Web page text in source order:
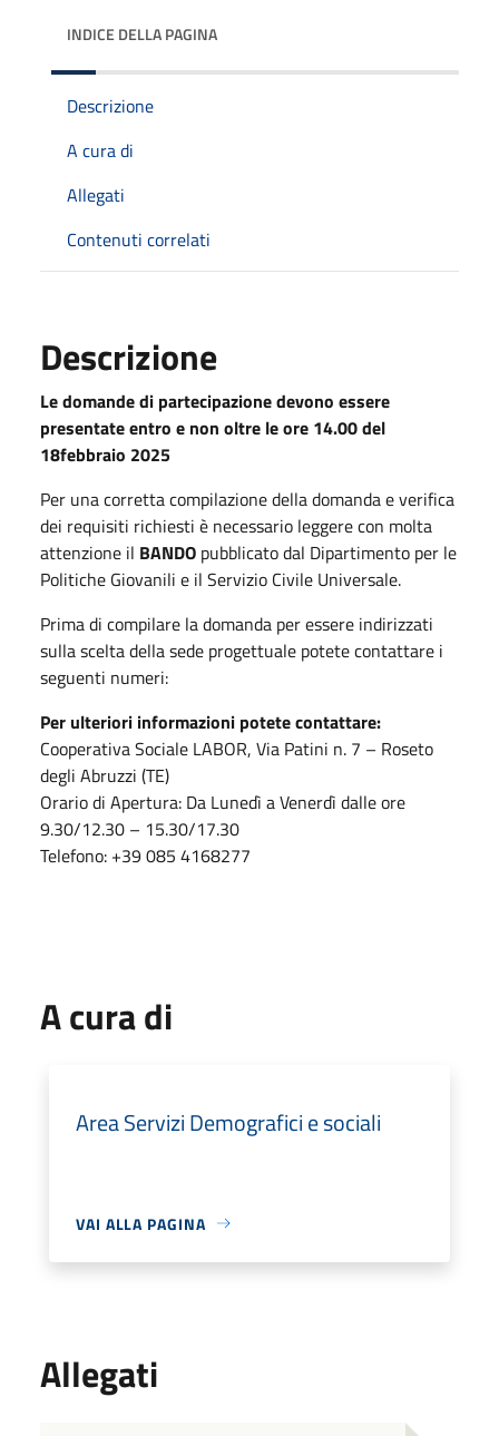
INDICE DELLA PAGINA
Descrizione
A cura di
Allegati
Contenuti correlati
Descrizione
Le domande di partecipazione devono essere
presentateentro e non oltre le ore 14.00 del
18febbraio 2025
Per una corretta compilazione della domanda e verifica
dei requisiti richiesti è necessario leggere con molta
attenzione il BANDO pubblicato dal Dipartimento per le
Politiche Giovanili e il Servizio Civile Universale.
Prima di compilare la domanda per essere indirizzati
sulla scelta della sede progettuale potete contattare i
seguenti numeri:
Per ulteriori informazioni potete contattare:
Cooperativa Sociale LABOR, Via Patini n. 7 – Roseto
degli Abruzzi (TE)
Orario di Apertura: Da Lunedì a Venerdì dalle ore
9.30/12.30 – 15.30/17.30
Telefono: +39 085 4168277
A cura di
Area Servizi Demografici e sociali
VAI ALLA PAGINA
Allegati